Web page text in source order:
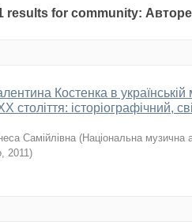
results for community:
Костенка в українській
століття: історіографічний,
Самійлівна (Національна музична
, 2011)